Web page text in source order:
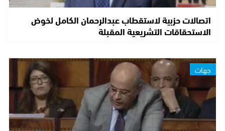
اتصالات حزبية لاستقطاب عبدالرحمان الكامل لخوض
الاستحقاقات التشريعية المقبلة
جهات